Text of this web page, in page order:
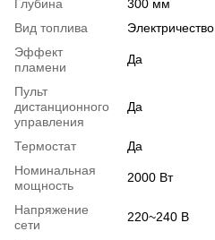
Глубина
300 мм
Вид топлива
Электричество
Эффект
пламени
Да
Пульт
дистанционного
управления
Да
Термостат
Да
Номинальная
мощность
2000 Вт
Напряжение
сети
220~240 В